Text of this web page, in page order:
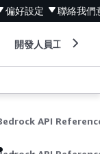
偏好設定 聯絡我們
開發人員工具
API